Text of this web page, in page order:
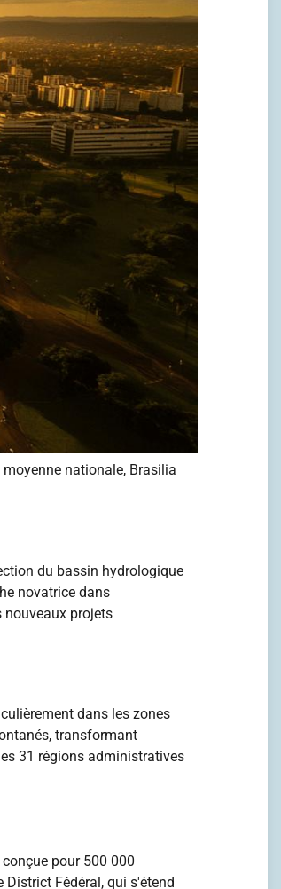
nationale, Brasilia
du bassin hydrologique
novatrice dans
nouveaux projets
dans les zones
transformant
31 régions administratives
pour 500 000
Fédéral, qui s'étend